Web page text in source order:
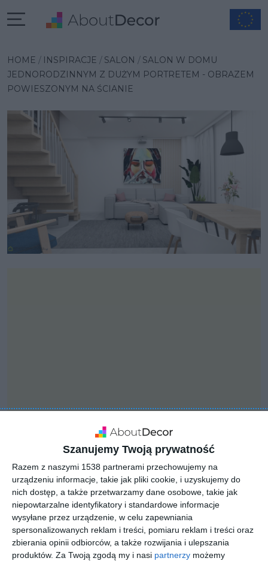
Szanujemy Twoją prywatność
Razem z naszymi 1538 partnerami przechowujemy na
urządzeniu informacje, takie jak pliki cookie, i uzyskujemy do
nich dostęp, a także przetwarzamy dane osobowe, takie jak
niepowtarzalne identyfikatory i standardowe informacje
wysyłane przez urządzenie, w celu zapewniania
spersonalizowanych reklam i treści, pomiaru reklam i treści oraz
zbierania opinii odbiorców, a także rozwijania i ulepszania
produktów. Za Twoją zgodą my i nasi partnerzy możemy
HOME INSPIRACJE SALON
SALON W DOMU
JEDNORODZINNYM Z DUŻYM PORTRETEM - OBRAZEM
POWIESZONYM NA ŚCIANIE
INSPIRACJA
Salon w domu
jednorodzinnym z dużym
portretem - obrazem
powieszonym na ścianie